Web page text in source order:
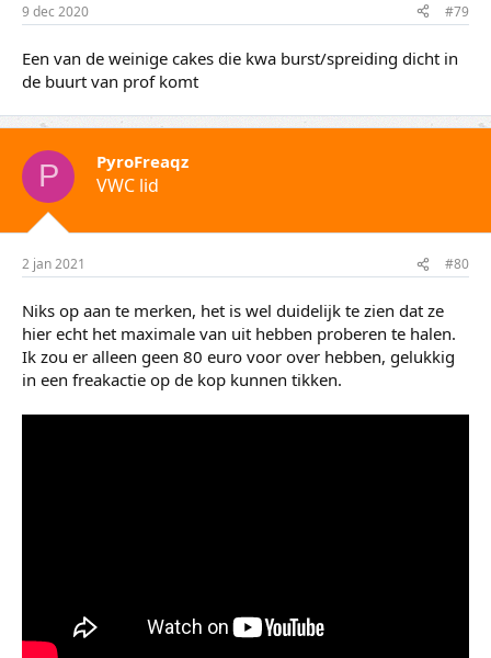
9 dec 2020 #79
Een van de weinige cakes die kwa burst/spreiding dicht in
de buurt van prof komt
P PyroFreaqz
VWC lid
2 jan 2021 #80
Niks op aan te merken, het is wel duidelijk te zien dat ze
hier echt het maximale van uit hebben proberen te halen.
Ik zou er alleen geen 80 euro voor over hebben, gelukkig
in een freakactie op de kop kunnen tikken.